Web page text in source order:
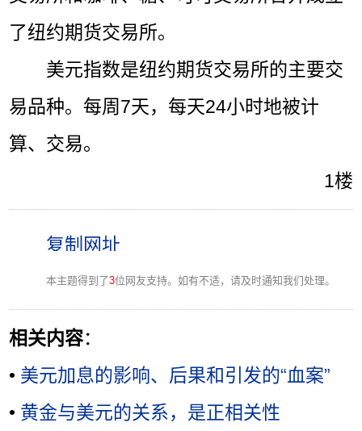
了纽约期货交易所。
美元指数是纽约期货交易所的主要交
易品种。每周7天，每天24小时地被计
算、交易。
1楼
本主题得到了3位网友支持。如有不适，请及时通知我们处理。
相关内容：
• 美元加息的影响、后果和引发的“血案”
• 黄金与美元的关系，是正相关性